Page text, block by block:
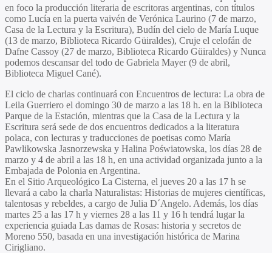
en foco la producción literaria de escritoras argentinas, con títulos
como Lucía en la puerta vaivén de Verónica Laurino (7 de marzo,
Casa de la Lectura y la Escritura), Budín del cielo de María Luque
(13 de marzo, Biblioteca Ricardo Güiraldes), Cruje el celofán de
Dafne Cassoy (27 de marzo, Biblioteca Ricardo Güiraldes) y Nunca
podemos descansar del todo de Gabriela Mayer (9 de abril,
Biblioteca Miguel Cané).
El ciclo de charlas continuará con Encuentros de lectura: La obra de
Leila Guerriero el domingo 30 de marzo a las 18 h. en la Biblioteca
Parque de la Estación, mientras que la Casa de la Lectura y la
Escritura será sede de dos encuentros dedicados a la literatura
polaca, con lecturas y traducciones de poetisas como María
Pawlikowska Jasnorzewska y Halina Poświatowska, los días 28 de
marzo y 4 de abril a las 18 h, en una actividad organizada junto a la
Embajada de Polonia en Argentina.
En el Sitio Arqueológico La Cisterna, el jueves 20 a las 17 h se
llevará a cabo la charla Naturalistas: Historias de mujeres científicas,
talentosas y rebeldes, a cargo de Julia D´Angelo. Además, los días
martes 25 a las 17 h y viernes 28 a las 11 y 16 h tendrá lugar la
experiencia guiada Las damas de Rosas: historia y secretos de
Moreno 550, basada en una investigación histórica de Marina
Cirigliano.